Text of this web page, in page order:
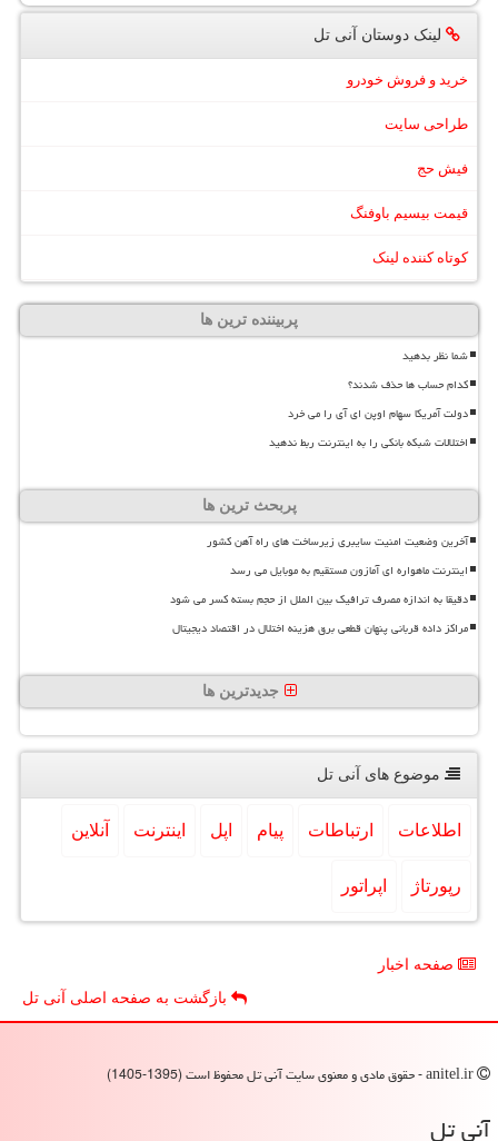
لینک دوستان آنی تل
خرید و فروش خودرو
طراحی سایت
فیش حج
قیمت بیسیم باوفنگ
کوتاه کننده لینک
پربیننده ترین ها
شما نظر بدهید
کدام حساب ها حذف شدند؟
دولت آمریکا سهام اوپن ای آی را می خرد
اختلالات شبکه بانکی را به اینترنت ربط ندهید
پربحث ترین ها
آخرین وضعیت امنیت سایبری زیرساخت های راه آهن کشور
اینترنت ماهواره ای آمازون مستقیم به موبایل می رسد
دقیقا به اندازه مصرف ترافیک بین الملل از حجم بسته کسر می شود
مراکز داده قربانی پنهان قطعی برق هزینه اختلال در اقتصاد دیجیتال
جدیدترین ها
موضوع های آنی تل
اطلاعات ارتباطات پیام اپل اینترنت آنلاین
رپورتاژ اپراتور
صفحه اخبار
بازگشت به صفحه اصلی آنی تل
آنی تل